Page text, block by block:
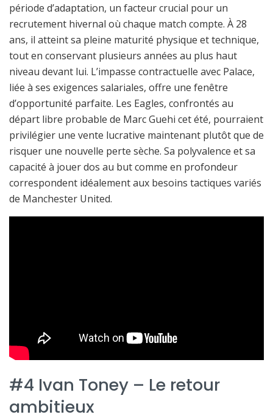
période d’adaptation, un facteur crucial pour un
recrutement hivernal où chaque match compte. À 28
ans, il atteint sa pleine maturité physique et technique,
tout en conservant plusieurs années au plus haut
niveau devant lui. L’impasse contractuelle avec Palace,
liée à ses exigences salariales, offre une fenêtre
d’opportunité parfaite. Les Eagles, confrontés au
départ libre probable de Marc Guehi cet été, pourraient
privilégier une vente lucrative maintenant plutôt que de
risquer une nouvelle perte sèche. Sa polyvalence et sa
capacité à jouer dos au but comme en profondeur
correspondent idéalement aux besoins tactiques variés
de Manchester United.
#4 Ivan Toney – Le retour
ambitieux